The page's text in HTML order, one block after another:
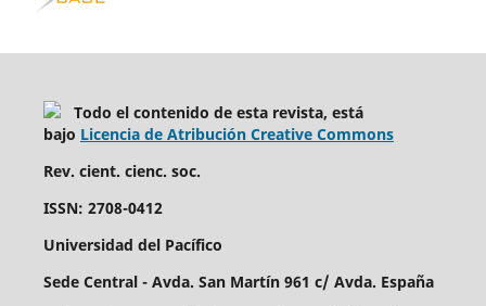
Todo el contenido de esta revista, está
bajo Licencia de Atribución Creative Commons
Rev. cient. cienc. soc.
ISSN: 2708-0412
Universidad del Pacífico
Sede Central - Avda. San Martín 961 c/ Avda. España